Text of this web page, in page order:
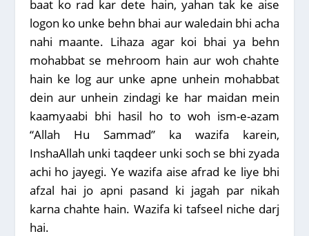
baat ko rad kar dete hain, yahan tak ke aise
logon ko unke behn bhai aur waledain bhi acha
nahi maante. Lihaza agar koi bhai ya behn
mohabbat se mehroom hain aur woh chahte
hain ke log aur unke apne unhein mohabbat
dein aur unhein zindagi ke har maidan mein
kaamyaabi bhi hasil ho to woh ism-e-azam
“Allah Hu Sammad” ka wazifa karein,
InshaAllah unki taqdeer unki soch se bhi zyada
achi ho jayegi. Ye wazifa aise afrad ke liye bhi
afzal hai jo apni pasand ki jagah par nikah
karna chahte hain. Wazifa ki tafseel niche darj
hai.